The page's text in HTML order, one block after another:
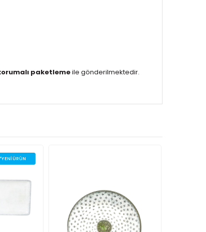
paketlemeile gönderilmektedir.
YENI ÜRÜN